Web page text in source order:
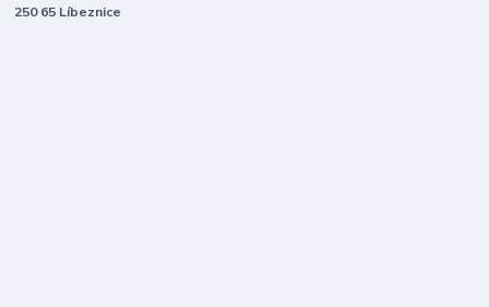
250 65 Líbeznice